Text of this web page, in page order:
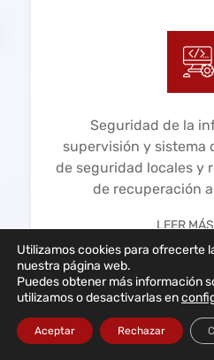
Seguridad de la
supervisión y sistema
de seguridad locales y
de recuperación
LEER
Utilizamos cookies para ofrecerte
nuestra página web.
Puedes obtener más información
utilizamos o desactivarlas en
Aceptar Rechazar